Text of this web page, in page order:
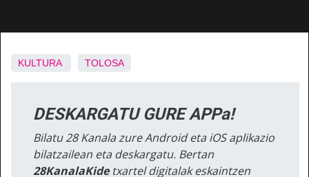
KULTURA TOLOSA
DESKARGATU GURE APPa!
Bilatu 28 Kanala zure Android eta iOS aplikazio
bilatzailean eta deskargatu. Bertan
28KanalaKidetxartel digitalak eskaintzen